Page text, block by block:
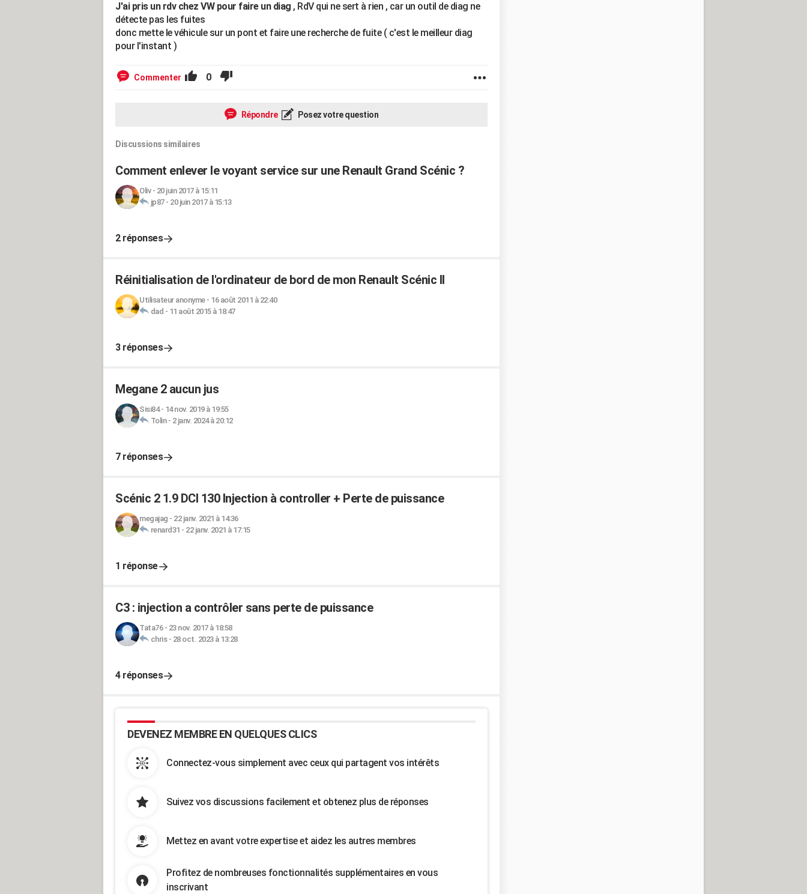
J'ai pris un rdv chez VW pour faire un diag , RdV qui ne sert à rien , car un outil de diag ne
détecte pas les fuites
donc mette le véhicule sur un pont et faire une recherche de fuite ( c'est le meilleur diag
pour l'instant )
Commenter 0
Répondre Posez votre question
Discussions similaires
Comment enlever le voyant service sur une Renault Grand Scénic ?
Oliv- 20 juin 2017 à 15:11
jp87- 20 juin 2017 à 15:13
2 réponses
Réinitialisation de l'ordinateur de bord de mon Renault Scénic II
Utilisateur anonyme- 16 août 2011 à 22:40
dad - 11 août 2015 à 18:47
3 réponses
Megane 2 aucun jus
Sisi84- 14 nov. 2019 à 19:55
Tolin- 2 janv. 2024 à 20:12
7 réponses
Scénic 2 1.9 DCI 130 Injection à controller + Perte de puissance
megajag - 22 janv. 2021 à 14:36
renard31 - 22 janv. 2021 à 17:15
1 réponse
C3 : injection a contrôler sans perte de puissance
Tata76- 23 nov. 2017 à 18:58
chris- 28 oct. 2023 à 13:28
4 réponses
DEVENEZ MEMBRE EN QUELQUES CLICS
Connectez-vous simplement avec ceux qui partagent vos intérêts
Suivez vos discussions facilement et obtenez plus de réponses
Mettez en avant votre expertise et aidez les autres membres
Profitez de nombreuses fonctionnalités supplémentaires en vous
inscrivant